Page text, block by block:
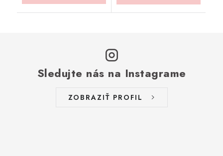
Sledujte nás na Instagrame
ZOBRAZIŤ PROFIL